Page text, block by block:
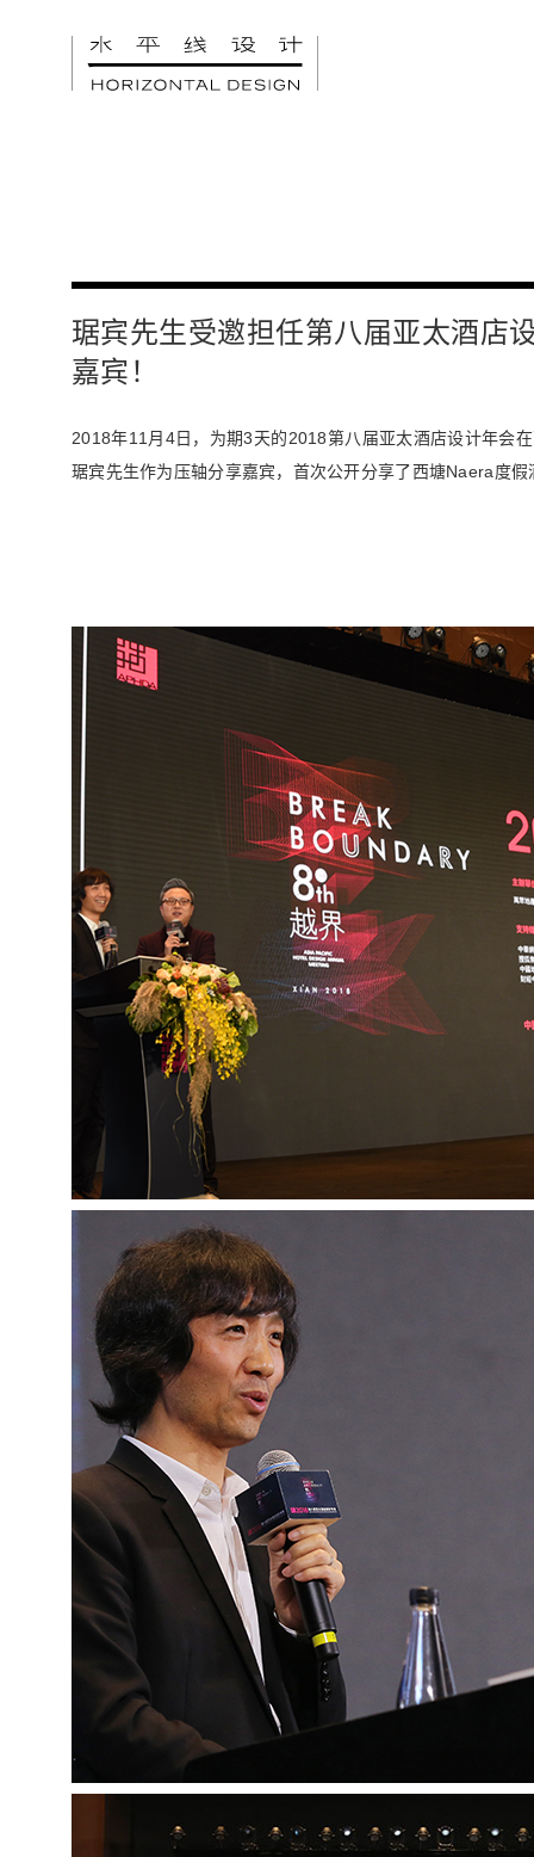
琚宾先生受邀担任第八届亚太酒店
嘉宾！
2018年11月4日，为期3天的2018第八届亚太酒店设计年会
琚宾先生作为压轴分享嘉宾，首次公开分享了西塘Naera度假